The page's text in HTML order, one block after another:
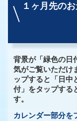
１ヶ月先のお
背景が「緑色の日
気がご覧いただけ
ップすると「日中
付」をタップする
す。
カレンダー部分を